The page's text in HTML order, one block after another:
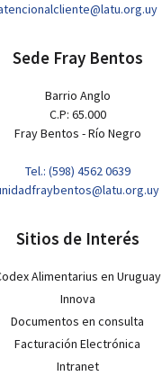
Sede Fray Bentos
Barrio Anglo
C.P: 65.000
Fray Bentos - Río Negro
Tel.: (598) 4562 0639
Sitios de Interés
Alimentarius en Uruguay
Innova
Documentos en consulta
Facturación Electrónica
Intranet